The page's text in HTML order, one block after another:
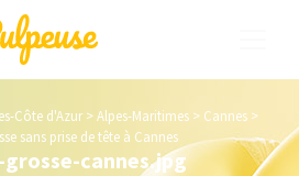
Côte d'Azur >Alpes-Maritimes > Cannes >
sans prise de tête à Cannes
cannes.jpg